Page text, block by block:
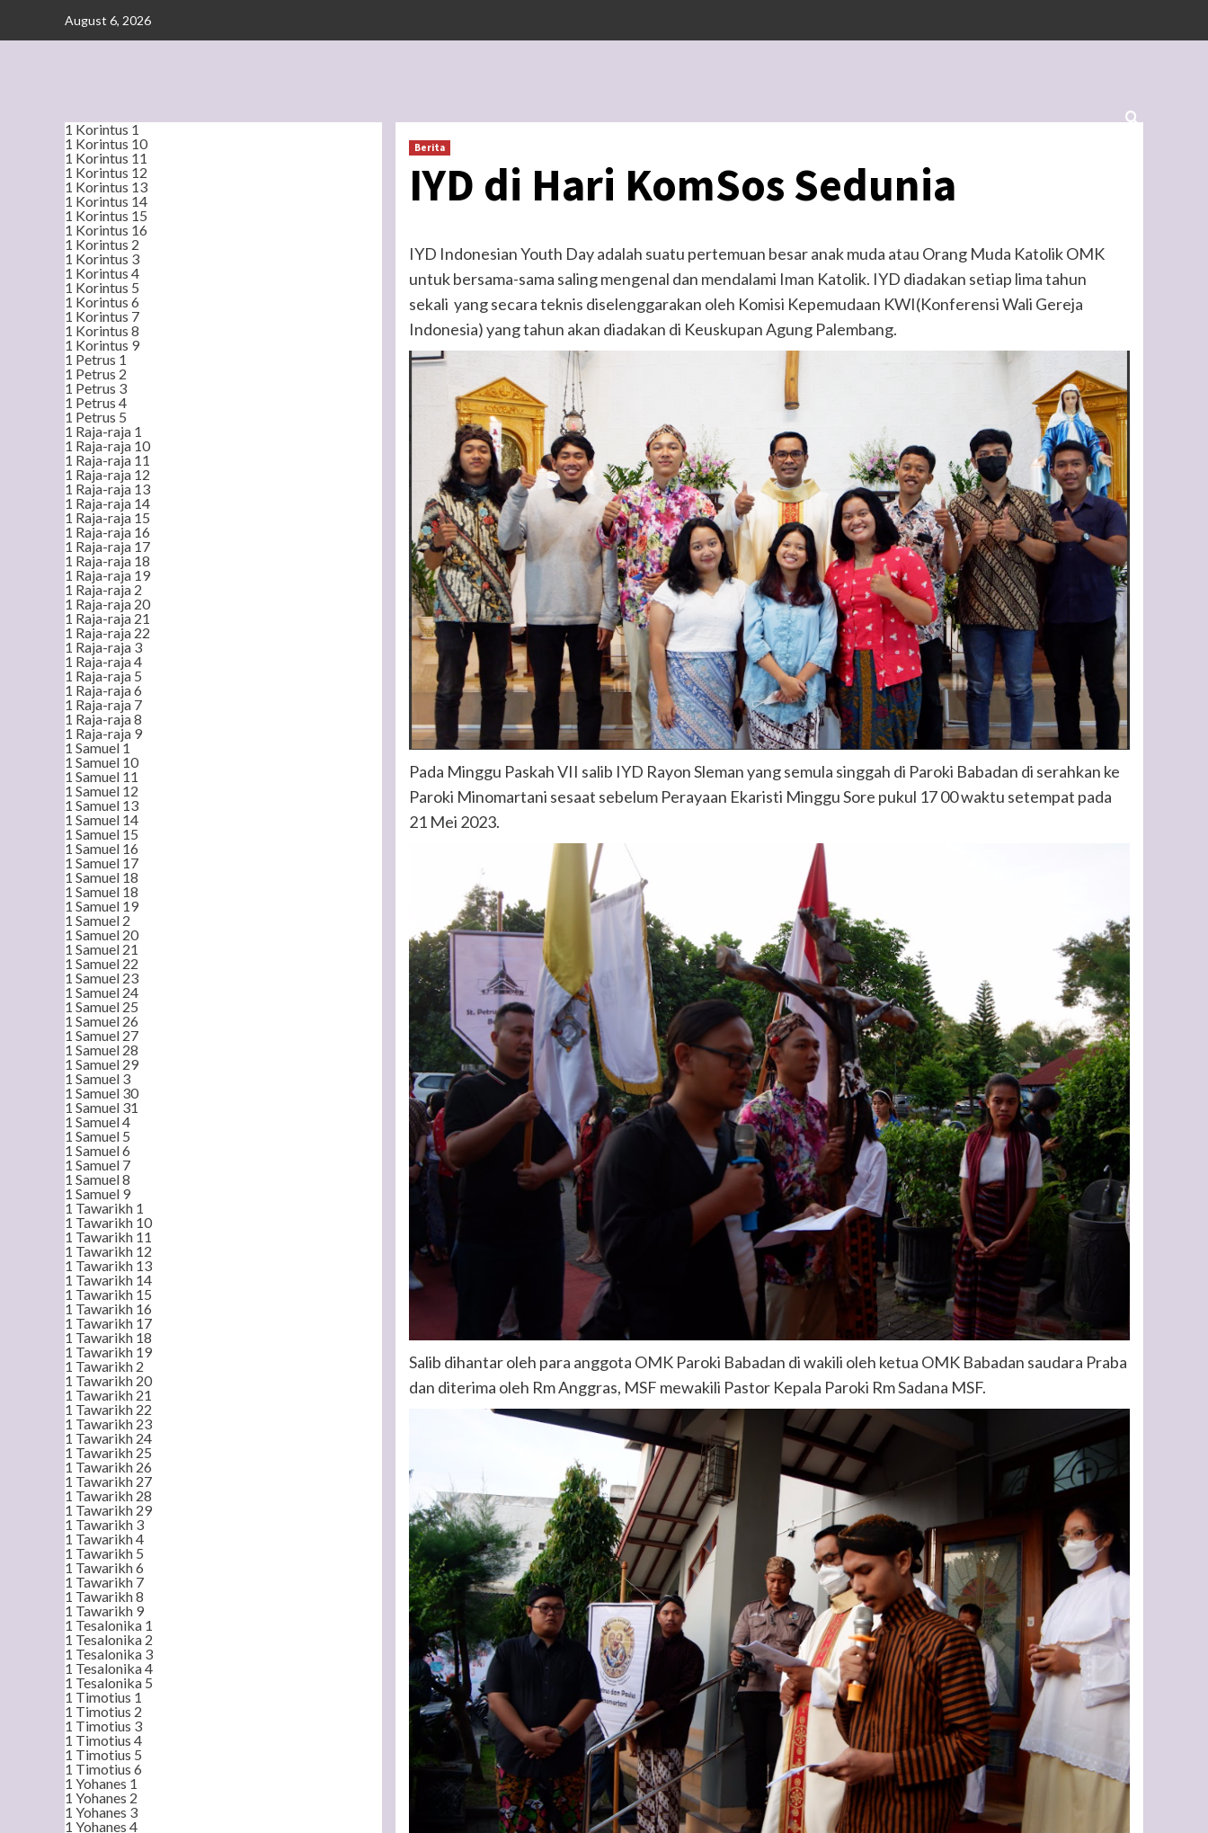
August 6, 2026
Berita
IYD di Hari KomSos Sedunia
IYD Indonesian Youth Day adalah suatu pertemuan besar anak muda atau Orang Muda Katolik OMK
untuk bersama-sama saling mengenal dan mendalami Iman Katolik. IYD diadakan setiap lima tahun
sekali yang secara teknis diselenggarakan oleh Komisi Kepemudaan KWI(Konferensi Wali Gereja
Indonesia) yang tahun akan diadakan di Keuskupan Agung Palembang.
Pada Minggu Paskah VII salib IYD Rayon Sleman yang semula singgah di Paroki Babadan di serahkan ke
Paroki Minomartani sesaat sebelum Perayaan Ekaristi Minggu Sore pukul 17 00 waktu setempat pada
21 Mei 2023.
Salib dihantar oleh para anggota OMK Paroki Babadan di wakili oleh ketua OMK Babadan saudara Praba
dan diterima oleh Rm Anggras, MSF mewakili Pastor Kepala Paroki Rm Sadana MSF.
1 Korintus 1
1 Korintus 10
1 Korintus 11
1 Korintus 12
1 Korintus 13
1 Korintus 14
1 Korintus 15
1 Korintus 16
1 Korintus 2
1 Korintus 3
1 Korintus 4
1 Korintus 5
1 Korintus 6
1 Korintus 7
1 Korintus 8
1 Korintus 9
1 Petrus 1
1 Petrus 2
1 Petrus 3
1 Petrus 4
1 Petrus 5
1 Raja-raja 1
1 Raja-raja 10
1 Raja-raja 11
1 Raja-raja 12
1 Raja-raja 13
1 Raja-raja 14
1 Raja-raja 15
1 Raja-raja 16
1 Raja-raja 17
1 Raja-raja 18
1 Raja-raja 19
1 Raja-raja 2
1 Raja-raja 20
1 Raja-raja 21
1 Raja-raja 22
1 Raja-raja 3
1 Raja-raja 4
1 Raja-raja 5
1 Raja-raja 6
1 Raja-raja 7
1 Raja-raja 8
1 Raja-raja 9
1 Samuel 1
1 Samuel 10
1 Samuel 11
1 Samuel 12
1 Samuel 13
1 Samuel 14
1 Samuel 15
1 Samuel 16
1 Samuel 17
1 Samuel 18
1 Samuel 18
1 Samuel 19
1 Samuel 2
1 Samuel 20
1 Samuel 21
1 Samuel 22
1 Samuel 23
1 Samuel 24
1 Samuel 25
1 Samuel 26
1 Samuel 27
1 Samuel 28
1 Samuel 29
1 Samuel 3
1 Samuel 30
1 Samuel 31
1 Samuel 4
1 Samuel 5
1 Samuel 6
1 Samuel 7
1 Samuel 8
1 Samuel 9
1 Tawarikh 1
1 Tawarikh 10
1 Tawarikh 11
1 Tawarikh 12
1 Tawarikh 13
1 Tawarikh 14
1 Tawarikh 15
1 Tawarikh 16
1 Tawarikh 17
1 Tawarikh 18
1 Tawarikh 19
1 Tawarikh 2
1 Tawarikh 20
1 Tawarikh 21
1 Tawarikh 22
1 Tawarikh 23
1 Tawarikh 24
1 Tawarikh 25
1 Tawarikh 26
1 Tawarikh 27
1 Tawarikh 28
1 Tawarikh 29
1 Tawarikh 3
1 Tawarikh 4
1 Tawarikh 5
1 Tawarikh 6
1 Tawarikh 7
1 Tawarikh 8
1 Tawarikh 9
1 Tesalonika 1
1 Tesalonika 2
1 Tesalonika 3
1 Tesalonika 4
1 Tesalonika 5
1 Timotius 1
1 Timotius 2
1 Timotius 3
1 Timotius 4
1 Timotius 5
1 Timotius 6
1 Yohanes 1
1 Yohanes 2
1 Yohanes 3
1 Yohanes 4